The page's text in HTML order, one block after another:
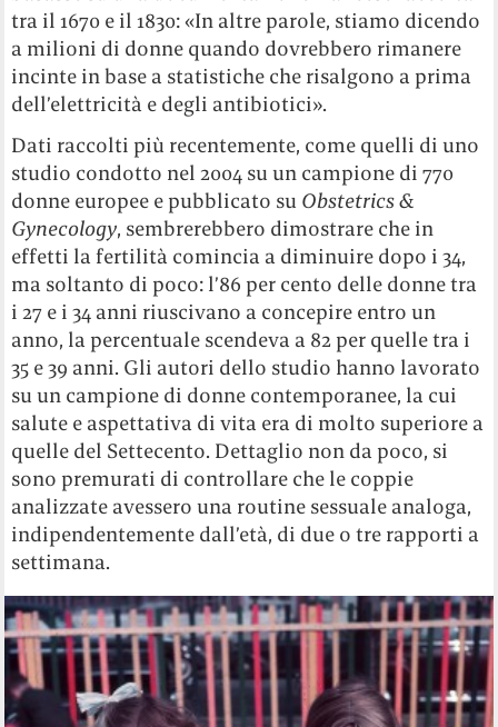
tra il 1670 e il 1830: «In altre parole, stiamo dicendo
a milioni di donne quando dovrebbero rimanere
incinte in base a statistiche che risalgono a prima
dell’elettricità e degli antibiotici».
Dati raccolti più recentemente, come quelli di uno
studio condotto nel 2004 su un campione di 770
donne europee e pubblicato su Obstetrics &
Gynecology, sembrerebbero dimostrare che in
effetti la fertilità comincia a diminuire dopo i 34,
ma soltanto di poco: l’86 per cento delle donne tra
i 27 e i 34 anni riuscivano a concepire entro un
anno, la percentuale scendeva a 82 per quelle tra i
35 e 39 anni. Gli autori dello studio hanno lavorato
su un campione di donne contemporanee, la cui
salute e aspettativa di vita era di molto superiore a
quelle del Settecento. Dettaglio non da poco, si
sono premurati di controllare che le coppie
analizzate avessero una routine sessuale analoga,
indipendentemente dall’età, di due o tre rapporti a
settimana.